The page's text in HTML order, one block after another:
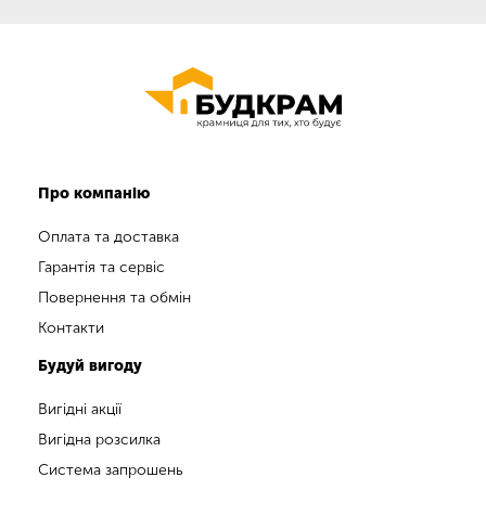
Про компанію
Оплата та доставка
Гарантія та сервіс
Повернення та обмін
Контакти
Будуй вигоду
Вигідні акції
Вигідна розсилка
Система запрошень